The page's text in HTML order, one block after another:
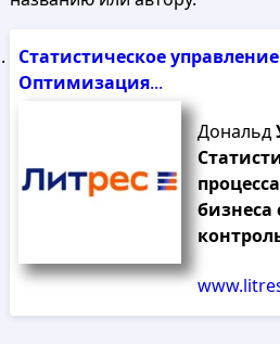
Статистическоеуправление
Оптимизация...
Дональд
бизнеса